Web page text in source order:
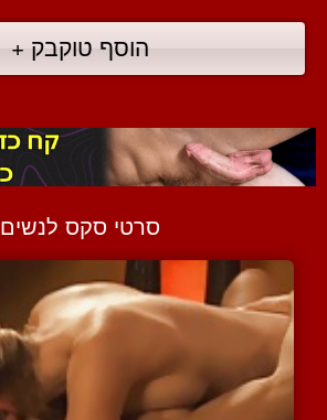
הוסף טוקבק +
סרטי סקס לנשים